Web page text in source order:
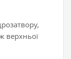
верхньої